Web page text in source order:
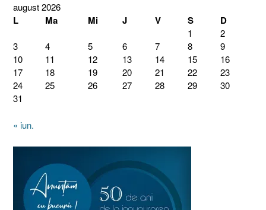
august 2026
L Ma Mi J V S D
1
2
3
4 5 6 7 8
9
10
11 12 13 14 15
16
17
18 19 20 21 22
23
24
25 26 27 28 29
30
31
« iun.